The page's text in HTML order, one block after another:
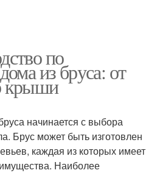
по
из бруса: от
крыши
начинается с выбора
Брус может быть изготовлен
каждая из которых имеет
Наиболее